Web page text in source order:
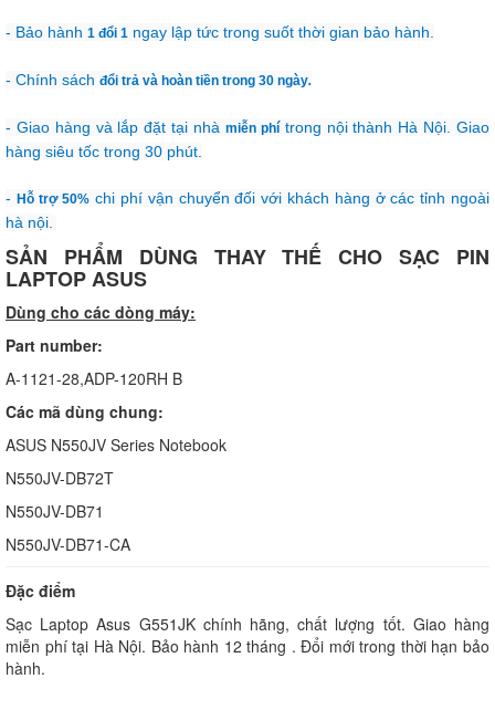
- Bảo hành 1 đổi 1 ngay lập tức trong suốt thời gian bảo hành.
- Chính sách đổi trả và hoàn tiền trong 30 ngày.
- Giao hàng và lắp đặt tại nhà miễn phítrong nội thành Hà Nội. Giao
hàng siêu tốc trong 30 phút.
- Hỗ trợ 50% chi phí vận chuyển đối với khách hàng ở các tỉnh ngoài
hà nội.
SẢN PHẨM DÙNG THAY THẾ CHO SẠC PIN
LAPTOP ASUS
Dùng cho các dòng máy:
Part number:
A-1121-28,ADP-120RH B
Các mã dùng chung:
ASUS N550JV Series Notebook
N550JV-DB72T
N550JV-DB71
N550JV-DB71-CA
Đặc điểm
Sạc Laptop Asus G551JK chính hãng, chất lượng tốt. Giao hàng
miễn phí tại Hà Nội. Bảo hành 12 tháng . Đổi mới trong thời hạn bảo
hành.